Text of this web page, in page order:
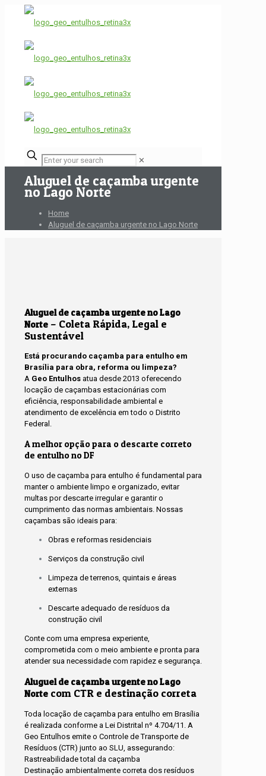
✕
Aluguel de caçamba urgente
no Lago Norte
Home
Aluguel de caçamba urgente no Lago Norte
Aluguel de caçamba urgente no Lago
Norte – Coleta Rápida, Legal e
Sustentável
Está procurando caçamba para entulho em
Brasília para obra, reforma ou limpeza?
A Geo Entulhos atua desde 2013 oferecendo
locação de caçambas estacionárias com
eficiência, responsabilidade ambiental e
atendimento de excelência em todo o Distrito
Federal.
A melhor opção para o descarte correto
de entulho no DF
O uso de caçamba para entulho é fundamental para
manter o ambiente limpo e organizado, evitar
multas por descarte irregular e garantir o
cumprimento das normas ambientais. Nossas
caçambas são ideais para:
Obras e reformas residenciais
Serviços da construção civil
Limpeza de terrenos, quintais e áreas
externas
Descarte adequado de resíduos da
construção civil
Conte com uma empresa experiente,
comprometida com o meio ambiente e pronta para
atender sua necessidade com rapidez e segurança.
Aluguel de caçamba urgente no Lago
Norte com CTR e destinação correta
Toda locação de caçamba para entulho em Brasília
é realizada conforme a Lei Distrital nº 4.704/11. A
Geo Entulhos emite o Controle de Transporte de
Resíduos (CTR) junto ao SLU, assegurando:
Rastreabilidade total da caçamba
Destinação ambientalmente correta dos resíduos